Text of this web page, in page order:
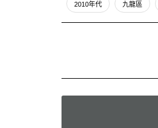
2010年代 九龍區